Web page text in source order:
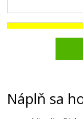
Náplň sa